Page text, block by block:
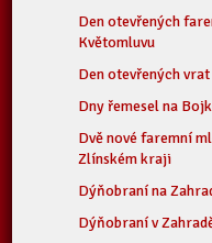
Den otevřených
Květomluvu
Den otevřených
Dny řemesel na
Dvě nové faremní
Zlínském kraji
Dýňobraní na
Dýňobraní v